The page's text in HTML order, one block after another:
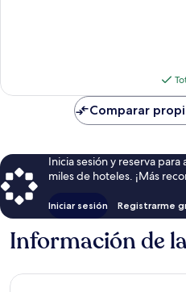
Comparar
Inicia sesión y reserva
miles de hoteles. ¡Más
Iniciar sesión Registrarme
Información de